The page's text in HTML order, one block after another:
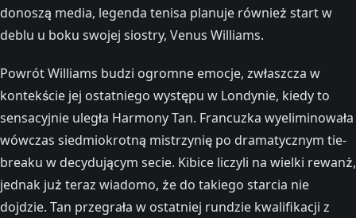
donoszą media, legenda tenisa planuje również start w
deblu u boku swojej siostry, Venus Williams.
Powrót Williams budzi ogromne emocje, zwłaszcza w
kontekście jej ostatniego występu w Londynie, kiedy to
sensacyjnie uległa Harmony Tan. Francuzka wyeliminowała
wówczas siedmiokrotną mistrzynię po dramatycznym tie-
breaku w decydującym secie. Kibice liczyli na wielki rewanż,
jednak już teraz wiadomo, że do takiego starcia nie
dojdzie. Tan przegrała w ostatniej rundzie kwalifikacji z